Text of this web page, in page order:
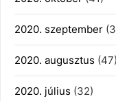
2020. szeptember
2020. augusztus (47)
2020. július (32)